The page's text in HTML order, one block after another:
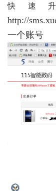
快速
http://
一个账号